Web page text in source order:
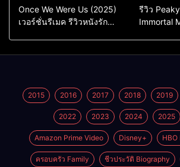
Once We Were Us (2025)
เวอร์ชั่นรีเมค รีวิวหนังรัก
รีวิว
Immortal
2015 2016 2017 2018 2019
2022 2023 2024 2025
Amazon Prime Video Disney+ HBO
ครอบครัว Family ชีวประวัติ Biography